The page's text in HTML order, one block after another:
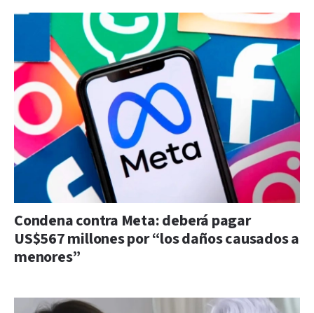
Condena contra Meta: deberá pagar
US$567 millones por “los daños causados a
menores”